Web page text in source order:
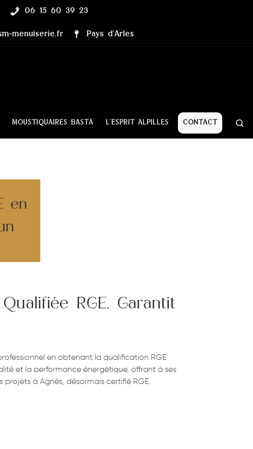
06 15 60 39 23
menuiserie.fr Pays d’Arles
MOUSTIQUAIRES BASTA L’ESPRIT ALPILLES CONTACT
en
RGE, Garantit
en obtenant la qualification RGE
et la performance énergétique, offrant à ses
projets à Agnès, désormais certifié RGE.